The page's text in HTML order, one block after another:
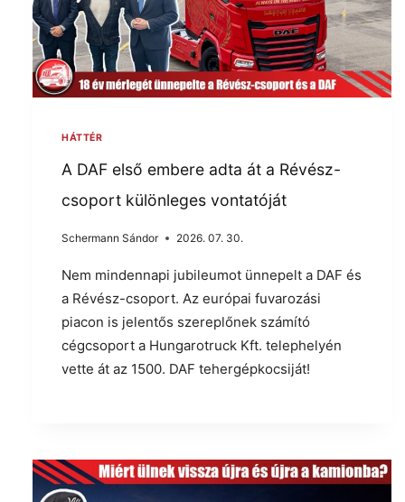
HÁTTÉR
A DAF első embere adta át a Révész-
csoport különleges vontatóját
Schermann Sándor 2026. 07. 30.
Nem mindennapi jubileumot ünnepelt a DAF és
a Révész-csoport. Az európai fuvarozási
piacon is jelentős szereplőnek számító
cégcsoport a Hungarotruck Kft. telephelyén
vette át az 1500. DAF tehergépkocsiját!